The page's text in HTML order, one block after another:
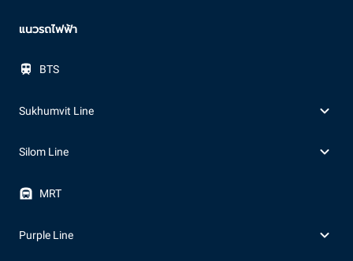
แนวรถไฟฟ้า
BTS
Sukhumvit Line
Silom Line
MRT
Purple Line